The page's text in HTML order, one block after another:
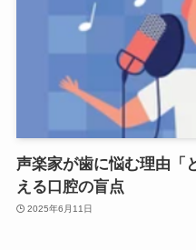
声楽家が歯に悩む理由「
える口腔の盲点
2025年6月11日